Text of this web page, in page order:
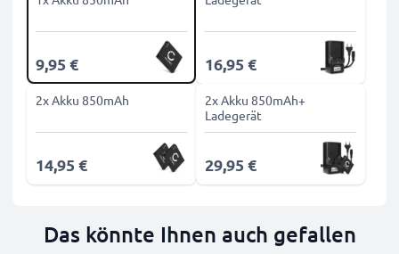
9,95 € 16,95 €
2x Akku 850mAh
14,95 €
2x Akku 850mAh+
Ladegerät
29,95 €
Das könnte Ihnen auch gefallen